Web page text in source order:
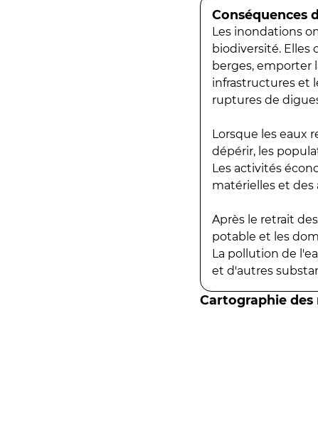
Conséquences
Les inondations
biodiversité. Elles
berges, emporter
infrastructures et
ruptures de
Lorsque les eaux
dépérir, les
Les activités
matérielles et des
Après le retrait
potable et les
La pollution de
et d'autres
Cartographie